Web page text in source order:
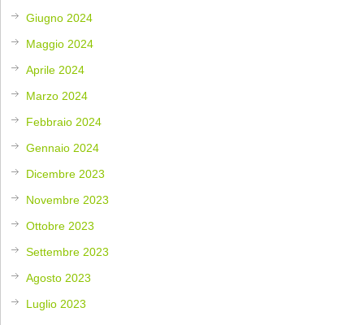
Giugno 2024
Maggio 2024
Aprile 2024
Marzo 2024
Febbraio 2024
Gennaio 2024
Dicembre 2023
Novembre 2023
Ottobre 2023
Settembre 2023
Agosto 2023
Luglio 2023